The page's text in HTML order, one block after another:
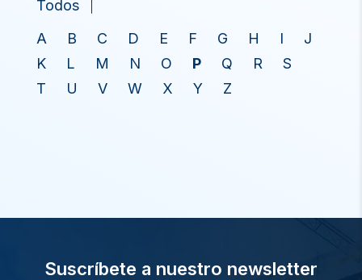
Todos
A
B C D E F G H I
J
K
L M N O P Q R
S
T
U V W X Y Z
Suscríbete a nuestro newsletter